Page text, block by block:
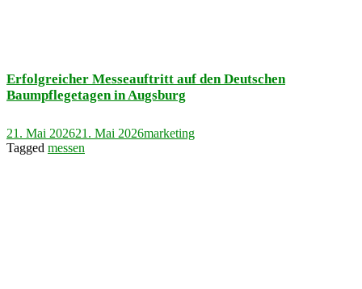
Erfolgreicher Messeauftritt auf den Deutschen
Baumpflegetagen in Augsburg
21. Mai 202621. Mai 2026marketing
Tagged messen